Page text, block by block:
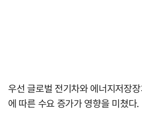
우선 글로벌 전기차와 에너지저장
에 따른 수요 증가가 영향을 미쳤다.